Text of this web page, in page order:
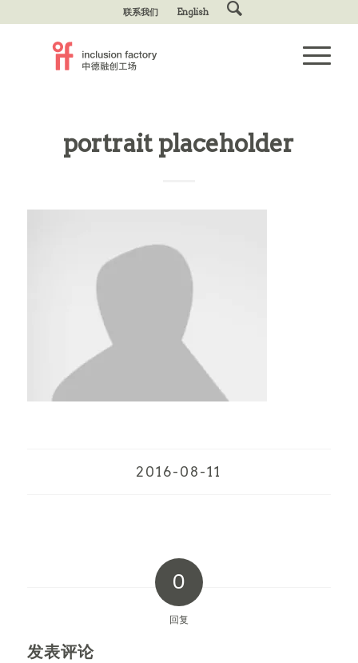
联系我们 English
portrait placeholder
2016-08-11
0
回复
发表评论